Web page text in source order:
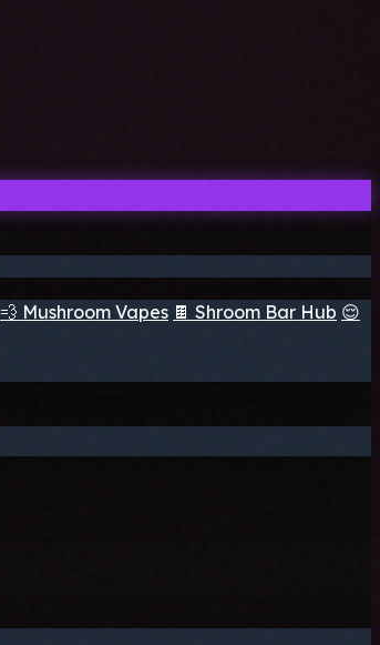
💨 Mushroom Vapes 🍫 Shroom Bar Hub 😌